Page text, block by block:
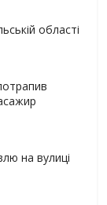
області
на вулиці